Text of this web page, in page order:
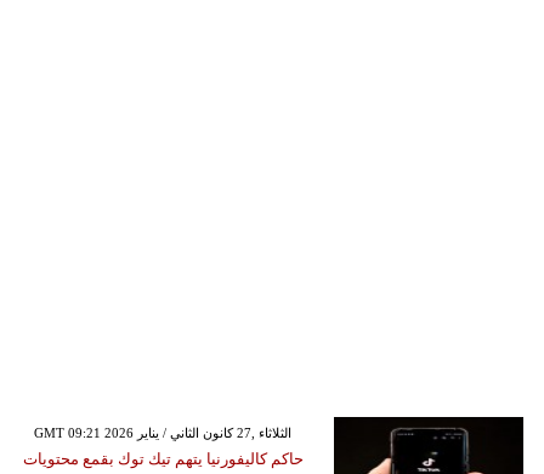
GMT 09:21 2026 الثلاثاء ,27 كانون الثاني / يناير
حاكم كاليفورنيا يتهم تيك توك بقمع محتويات